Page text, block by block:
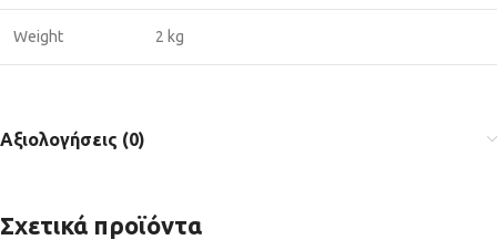
Weight 2 kg
Αξιολογήσεις (0)
Σχετικά προϊόντα